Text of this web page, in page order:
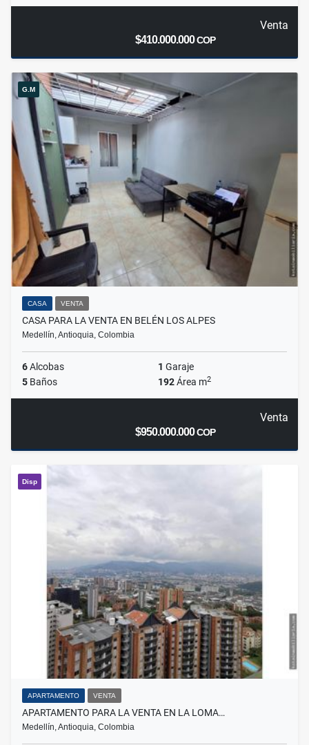
Venta
$410.000.000COP
G.M
CASA VENTA
CASA PARA LA VENTA EN BELÉN LOS ALPES
Medellín, Antioquia, Colombia
6Alcobas 1 Garaje
5 Baños 192Área m2
Venta
$950.000.000COP
Disp
APARTAMENTO VENTA
APARTAMENTO PARA LA VENTA EN LA LOMA…
Medellín, Antioquia, Colombia